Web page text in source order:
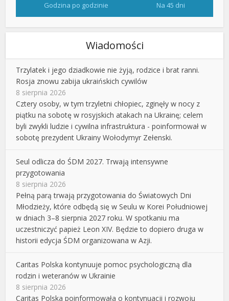
Godzina po godzinie Na 45 dni
Wiadomości
Trzylatek i jego dziadkowie nie żyją, rodzice i brat ranni.
Rosja znowu zabija ukraińskich cywilów
8 sierpnia 2026
Cztery osoby, w tym trzyletni chłopiec, zginęły w nocy z
piątku na sobotę w rosyjskich atakach na Ukrainę; celem
byli zwykli ludzie i cywilna infrastruktura - poinformował w
sobotę prezydent Ukrainy Wołodymyr Zełenski.
Seul odlicza do ŚDM 2027. Trwają intensywne
przygotowania
8 sierpnia 2026
Pełną parą trwają przygotowania do Światowych Dni
Młodzieży, które odbędą się w Seulu w Korei Południowej
w dniach 3–8 sierpnia 2027 roku. W spotkaniu ma
uczestniczyć papież Leon XIV. Będzie to dopiero druga w
historii edycja ŚDM organizowana w Azji.
Caritas Polska kontynuuje pomoc psychologiczną dla
rodzin i weteranów w Ukrainie
8 sierpnia 2026
Caritas Polska poinformowała o kontynuacji i rozwoju